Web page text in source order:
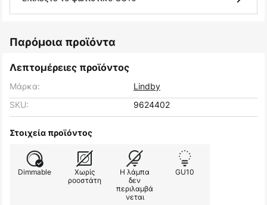
Παρόμοια προϊόντα
Λεπτομέρειες προϊόντος
Μάρκα:
Lindby
SKU:
9624402
Στοιχεία προϊόντος
Dimmable
Χωρίς
ροοστάτη
Η λάμπα
δεν
περιλαμβά
νεται
GU10